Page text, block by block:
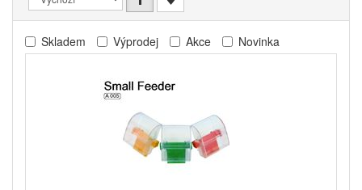
Skladem Výprodej Akce Novinka